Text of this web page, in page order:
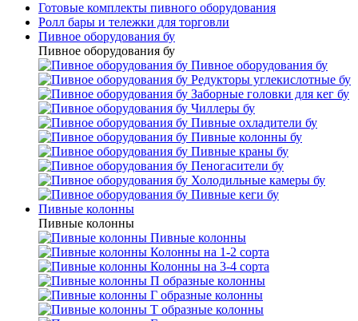
Готовые комплекты пивного оборудования
Ролл бары и тележки для торговли
Пивное оборудования бу
Пивное оборудования бу
Пивное оборудования бу
Редукторы углекислотные бу
Заборные головки для кег бу
Чиллеры бу
Пивные охладители бу
Пивные колонны бу
Пивные краны бу
Пеногасители бу
Холодильные камеры бу
Пивные кеги бу
Пивные колонны
Пивные колонны
Пивные колонны
Колонны на 1-2 сорта
Колонны на 3-4 сорта
П образные колонны
Г образные колонны
Т образные колонны